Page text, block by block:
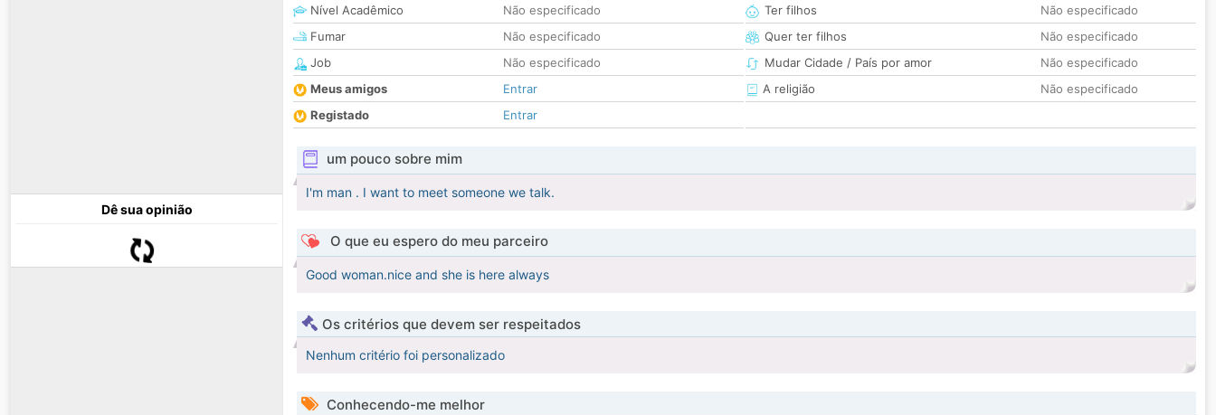
Dê sua opinião
Nível Acadêmico
Não especificado
Fumar
Não especificado
Job
Não especificado
Meus amigos
Entrar
Registado
Entrar
Ter filhos
Não especificado
Quer ter filhos
Não especificado
Mudar Cidade / País por amor
Não especificado
A religião
Não especificado
um pouco sobre mim
I'm man . I want to meet someone we talk.
O que eu espero do meu parceiro
Good woman.nice and she is here always
Os critérios que devem ser respeitados
Nenhum critério foi personalizado
Conhecendo-me melhor